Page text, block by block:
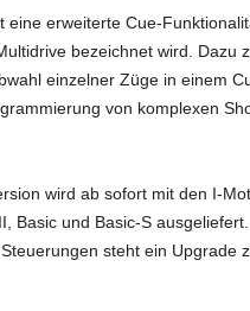
eine erweiterte Cue-
bezeichnet wird. Dazu
einzelner Züge in einem
von komplexen
wird ab sofort mit den I-
Basic und Basic-S
steht ein Upgrade